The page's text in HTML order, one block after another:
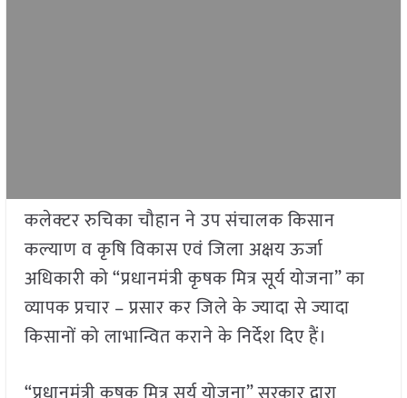
कलेक्टर रुचिका चौहान ने उप संचालक किसान
कल्याण व कृषि विकास एवं जिला अक्षय ऊर्जा
अधिकारी को “प्रधानमंत्री कृषक मित्र सूर्य योजना” का
व्यापक प्रचार – प्रसार कर जिले के ज्यादा से ज्यादा
किसानों को लाभान्वित कराने के निर्देश दिए हैं।